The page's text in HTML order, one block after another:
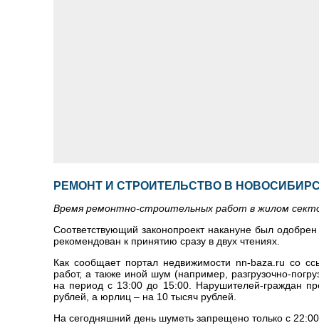
РЕМОНТ И СТРОИТЕЛЬСТВО В
Время ремонтно-строительных работ в жилом
Соответствующий законопроект накануне был
рекомендован к принятию сразу в двух чтениях.
Как сообщает портал недвижимости nn-baza.ru со
работ, а также иной шум (например, разгрузочно-
на период с 13:00 до 15:00. Нарушителей-граждан
рублей, а юрлиц – на 10 тысяч рублей.
На сегодняшний день шуметь запрещено только с